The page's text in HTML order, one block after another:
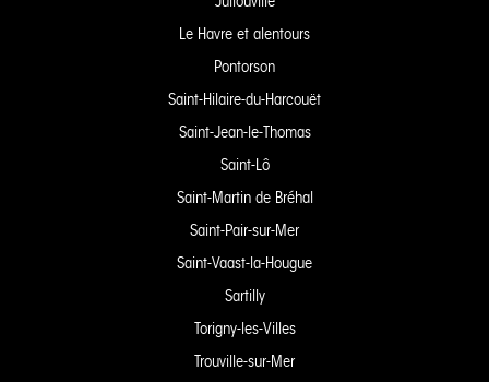
Le Havre et alentours
Pontorson
Saint-Hilaire-du-Harcouët
Saint-Jean-le-Thomas
Saint-Lô
Saint-Martin de Bréhal
Saint-Pair-sur-Mer
Saint-Vaast-la-Hougue
Sartilly
Torigny-les-Villes
Trouville-sur-Mer